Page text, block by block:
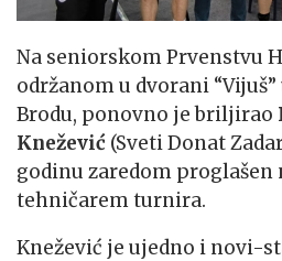
Na seniorskom Prvenstvu
održanom u dvorani
Brodu, ponovno je briljirao
Knežević (Sveti Donat
godinu zaredom
tehničarem turnira.
Knežević je ujedno i novi-